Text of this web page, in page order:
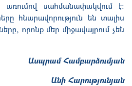
առումով սահմանափակվում է։
հնարավորություն են տալիս
որոնք մեր միջավայրում չեն
Ասպրամ Համբարձումյան
Անի Հարությունյան